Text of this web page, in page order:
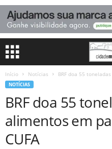
Início Notícias BRF doa 55
NOTÍCIAS
BRF doa 55
alimentos em
CUFA